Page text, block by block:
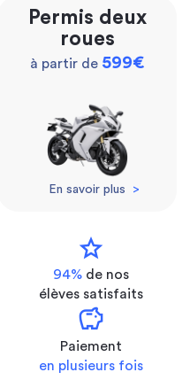
Permis deux
roues
à partir de 599€
En savoir plus >
star
94% de nos
élèves satisfaits
savings
Paiement
en plusieurs fois